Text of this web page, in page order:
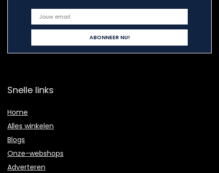
Snelle links
Home
Alles winkelen
Blogs
Onze-webshops
Adverteren